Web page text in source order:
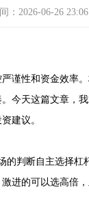
：2026-06-26 23:06
谨性和资金效率
今天这篇文章，
建议。
的判断自主选择
的可以选高倍，